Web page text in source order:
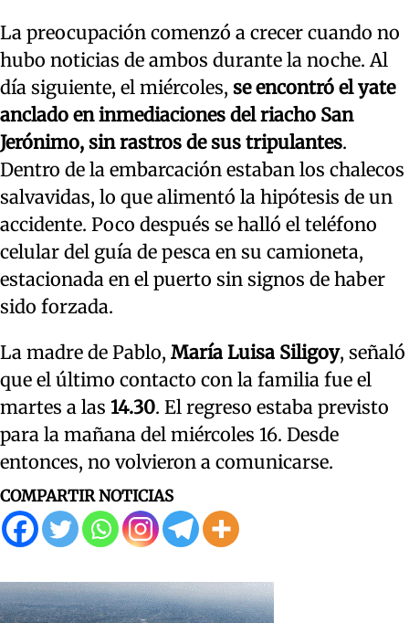
La preocupación comenzó a crecer cuando no
hubo noticias de ambos durante la noche. Al
día siguiente, el miércoles, se encontró el yate
anclado en inmediaciones del riacho San
Jerónimo, sin rastros de sus tripulantes.
Dentro de la embarcación estaban los chalecos
salvavidas, lo que alimentó la hipótesis de un
accidente. Poco después se halló el teléfono
celular del guía de pesca en su camioneta,
estacionada en el puerto sin signos de haber
sido forzada.
La madre de Pablo, María Luisa Siligoy, señaló
que el último contacto con la familia fue el
martes a las 14.30. El regreso estaba previsto
para la mañana del miércoles 16. Desde
entonces, no volvieron a comunicarse.
COMPARTIR NOTICIAS